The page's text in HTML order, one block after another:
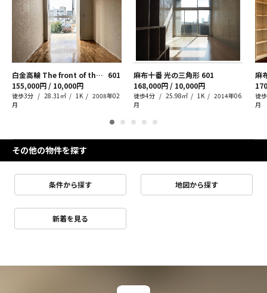
白金高輪 The front of the PARK 601
155,000円 / 10,000円
徒歩3分 28.31㎡ 1K
2008年02
月
麻布十番 光の三角形 601
168,000円 / 10,000円
徒歩4分 25.98㎡ 1K
2014年06
月
徒
月
その他の物件を探す
条件から探す 地図から探す
新着を見る